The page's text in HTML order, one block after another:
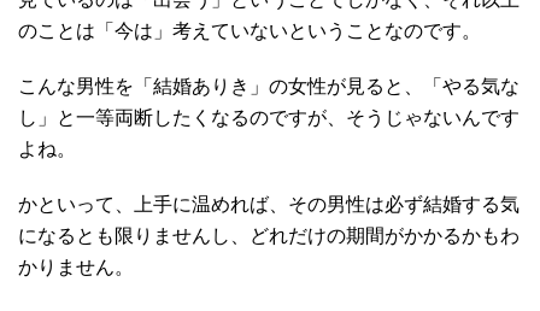
のことは「今は」考えていないということなのです。
こんな男性を「結婚ありき」の女性が見ると、「やる気な
し」と一等両断したくなるのですが、そうじゃないんです
よね。
かといって、上手に温めれば、その男性は必ず結婚する気
になるとも限りませんし、どれだけの期間がかかるかもわ
かりません。